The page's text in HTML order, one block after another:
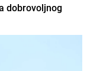
dobrovoljnog